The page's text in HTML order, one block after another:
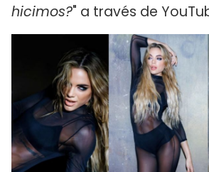
hicimos?" a través de